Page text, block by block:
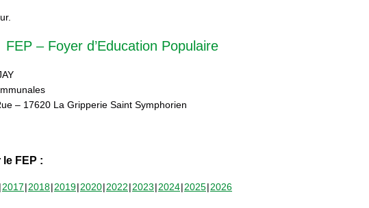
FEP – Foyer d’Education Populaire
– 17620 La Gripperie Saint Symphorien
FEP :
2017 2018 2019 2020 2022 2023 2024 2025 2026